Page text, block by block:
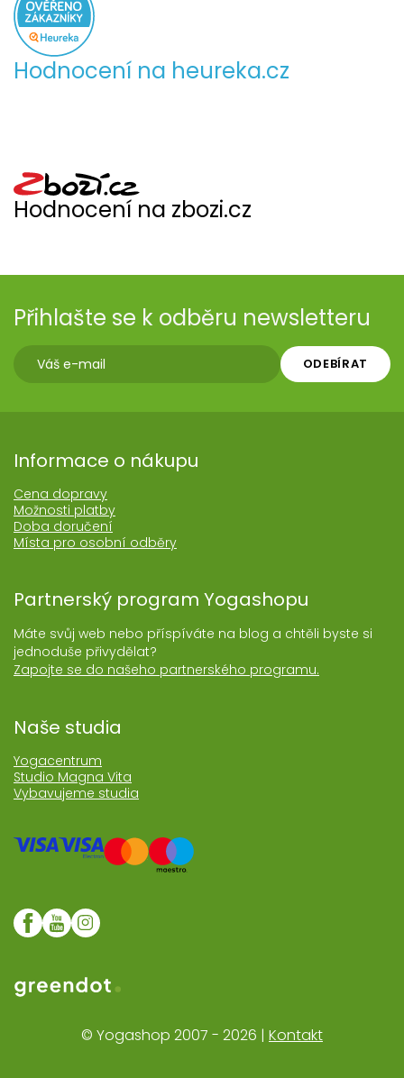
Hodnocení na heureka.cz
Hodnocení na zbozi.cz
Přihlašte se k odběru newsletteru
ODEBÍRAT
Informace o nákupu
Cena dopravy
Možnosti platby
Doba doručení
Místa pro osobní odběry
Partnerský program Yogashopu
Máte svůj web nebo příspíváte na blog a chtěli byste si
jednoduše přivydělat?
Zapojte se do našeho partnerského programu.
Naše studia
Yogacentrum
Studio Magna Vita
Vybavujeme studia
Web realozoval Greendot
© Yogashop 2007 - 2026 | Kontakt